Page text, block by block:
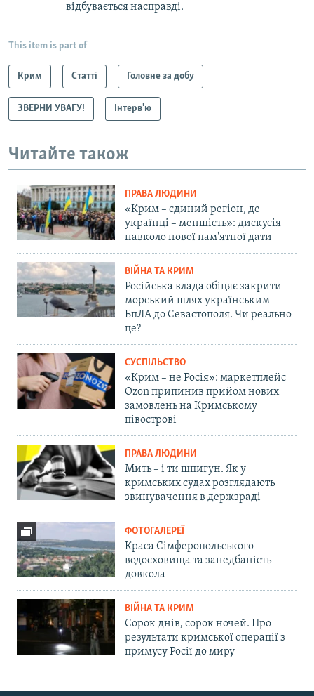
відбувається насправді.
This item is part of
Крим Статті Головне за добу
ЗВЕРНИ УВАГУ! Інтерв'ю
Читайте також
ПРАВА ЛЮДИНИ
«Крим – єдиний регіон, де
українці – меншість»: дискусія
навколо нової пам'ятної дати
ВІЙНА ТА КРИМ
Російська влада обіцяє закрити
морський шлях українським
БпЛА до Севастополя. Чи реально
це?
СУСПІЛЬСТВО
«Крим – не Росія»: маркетплейс
Ozon припинив прийом нових
замовлень на Кримському
півострові
ПРАВА ЛЮДИНИ
Мить – і ти шпигун. Як у
кримських судах розглядають
звинувачення в держзраді
ФОТОГАЛЕРЕЇ
Краса Сімферопольського
водосховища та занедбаність
довкола
ВІЙНА ТА КРИМ
Сорок днів, сорок ночей. Про
результати кримської операції з
примусу Росії до миру